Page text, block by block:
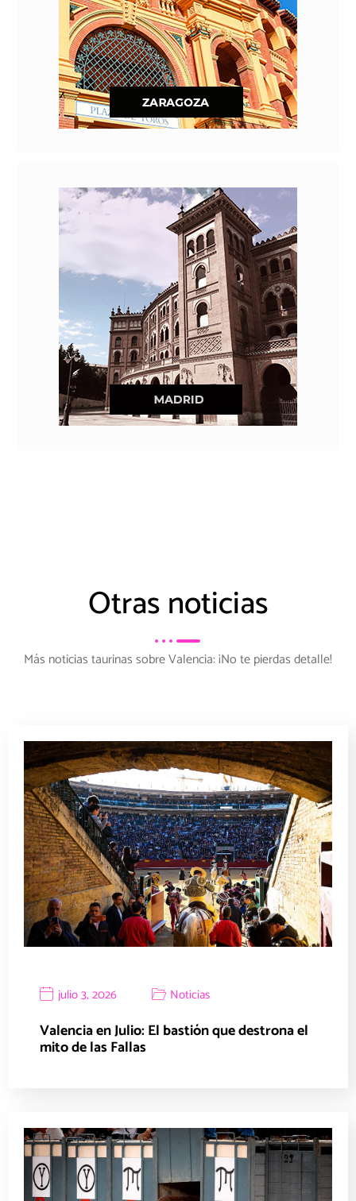
Otras noticias
Más noticias taurinas sobre Valencia: ¡No te pierdas detalle!
julio 3, 2026 Noticias
Valencia en Julio: El bastión que destrona el
mito de las Fallas